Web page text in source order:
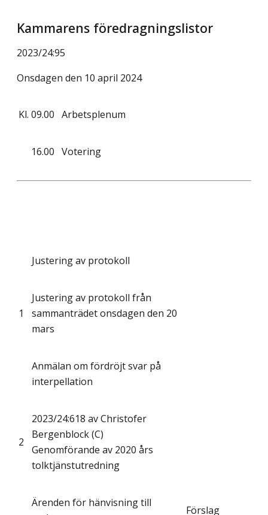
Kammarens föredragningslistor
2023/24:95
Onsdagen den 10 april 2024
Kl. 09.00 Arbetsplenum
16.00 Votering
Justering av protokoll
1
Justering av protokoll från
sammanträdet onsdagen den 20
mars
Anmälan om fördröjt svar på
interpellation
2
2023/24:618 av Christofer
Bergenblock (C)
Genomförande av 2020 års
tolktjänstutredning
Ärenden för hänvisning till
Förslag